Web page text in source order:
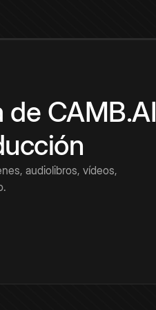
CAMB.AI
audiolibros, vídeos,